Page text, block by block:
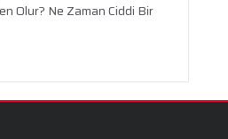
Olur? Ne Zaman Ciddi Bir
Nelerdir?